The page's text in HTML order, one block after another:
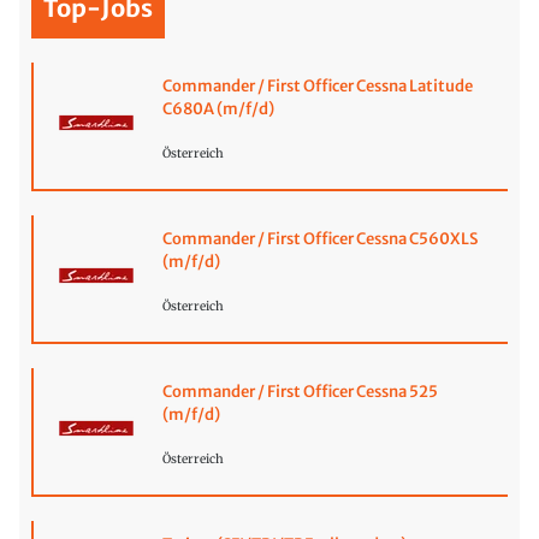
Top-Jobs
Commander / First Officer Cessna Latitude
C680A (m/f/d)
Österreich
Commander / First Officer Cessna C560XLS
(m/f/d)
Österreich
Commander / First Officer Cessna 525
(m/f/d)
Österreich